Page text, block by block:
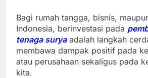
Bagi rumah tangga, bisnis,
Indonesia, berinvestasi pada
tenaga suryaadalah langkah
membawa dampak positif pada
atau perusahaan sekaligus pada
kita.